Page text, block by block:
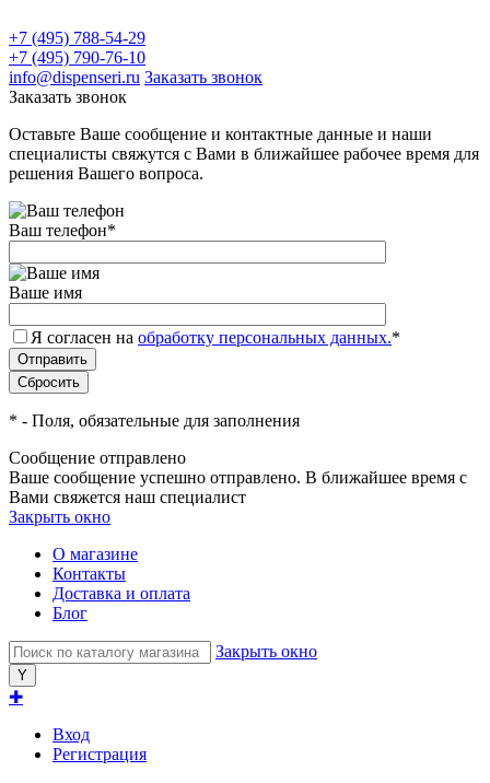
+7 (495) 788-54-29
+7 (495) 790-76-10
info@dispenseri.ru Заказать звонок
Заказать звонок
Оставьте Ваше сообщение и контактные данные и наши
специалисты свяжутся с Вами в ближайшее рабочее время для
решения Вашего вопроса.
Ваш телефон*
Ваше имя
Я согласен на обработку персональных данных.*
* - Поля, обязательные для заполнения
Сообщение отправлено
Ваше сообщение успешно отправлено. В ближайшее время с
Вами свяжется наш специалист
Закрыть окно
О магазине
Контакты
Доставка и оплата
Блог
Закрыть окно
✚
Вход
Регистрация